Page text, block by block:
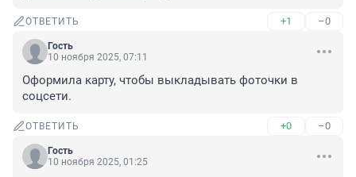
ОТВЕТИТЬ +1 –0
Гость
10 ноября 2025, 07:11
Оформила карту, чтобы выкладывать фоточки в
соцсети.
ОТВЕТИТЬ +0 –0
Гость
10 ноября 2025, 01:25